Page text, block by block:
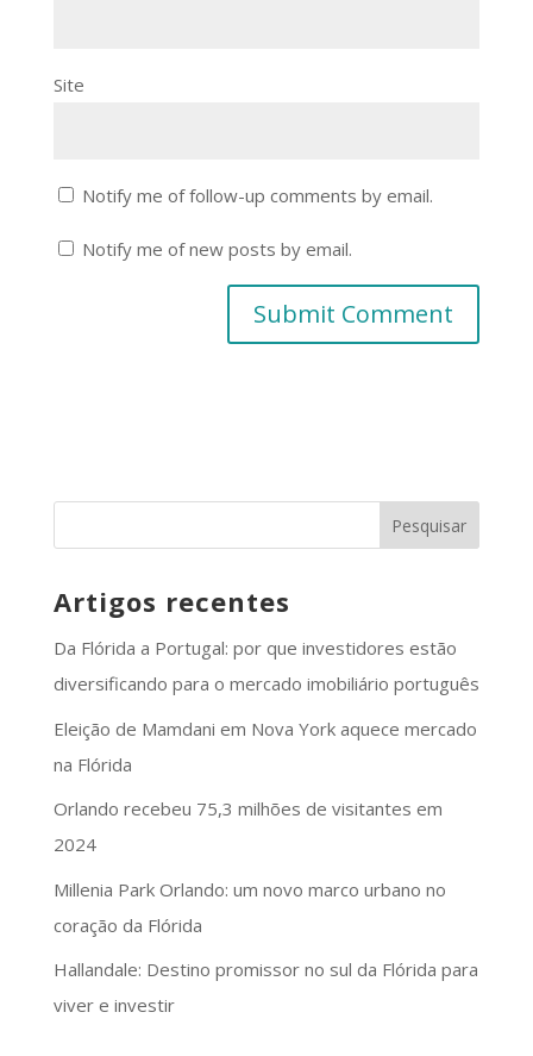
Site
Notify me of follow-up comments by email.
Notify me of new posts by email.
Artigos recentes
Da Flórida a Portugal: por que investidores estão
diversificando para o mercado imobiliário português
Eleição de Mamdani em Nova York aquece mercado
na Flórida
Orlando recebeu 75,3 milhões de visitantes em
2024
Millenia Park Orlando: um novo marco urbano no
coração da Flórida
Hallandale: Destino promissor no sul da Flórida para
viver e investir